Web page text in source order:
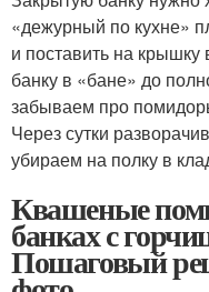
«дежурный по кухне»
и поставить на
банку в «бане» до
забываем про
Через сутки
убираем на полку в
Квашеные
банках с
Пошаговый